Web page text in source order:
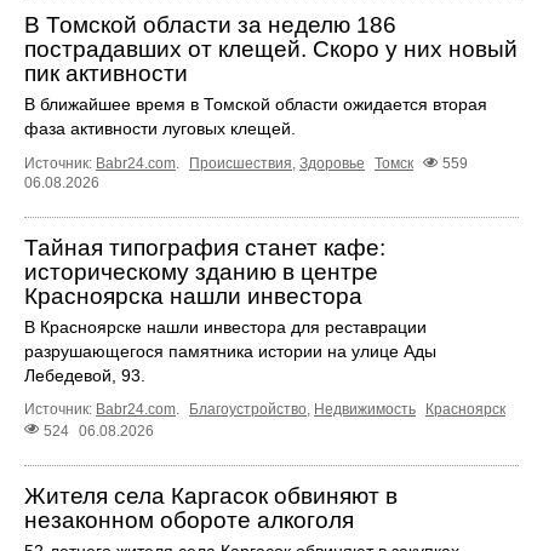
В Томской области за неделю 186
пострадавших от клещей. Скоро у них новый
пик активности
В ближайшее время в Томской области ожидается вторая
фаза активности луговых клещей.
Источник: Babr24.com. Происшествия, Здоровье Томск
559
06.08.2026
Тайная типография станет кафе:
историческому зданию в центре
Красноярска нашли инвестора
В Красноярске нашли инвестора для реставрации
разрушающегося памятника истории на улице Ады
Лебедевой, 93.
Источник: Babr24.com. Благоустройство, Недвижимость
Красноярск
524 06.08.2026
Жителя села Каргасок обвиняют в
незаконном обороте алкоголя